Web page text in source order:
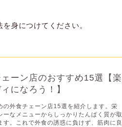
身につけてください。
ーン店のおすすめ15選【楽
になろう！】
の外食チェーン店15選を紹介します。栄
ーなメニューからしっかりたんぱく質が取
す。これで外食の誘惑に負けず、筋肉に良